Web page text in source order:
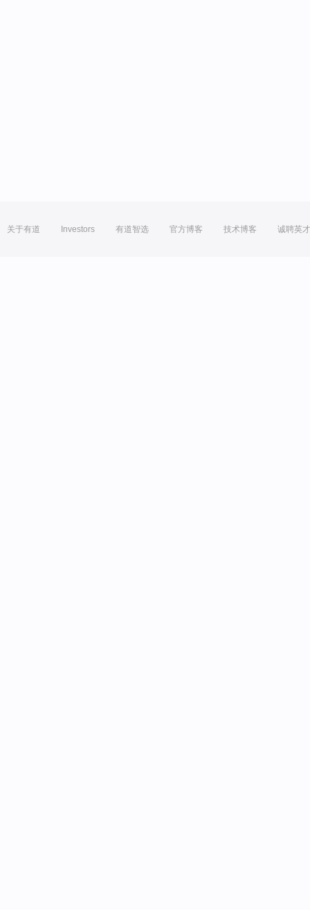
关于有道 Investors 有道智选 官方博客 技术博客 诚聘英才